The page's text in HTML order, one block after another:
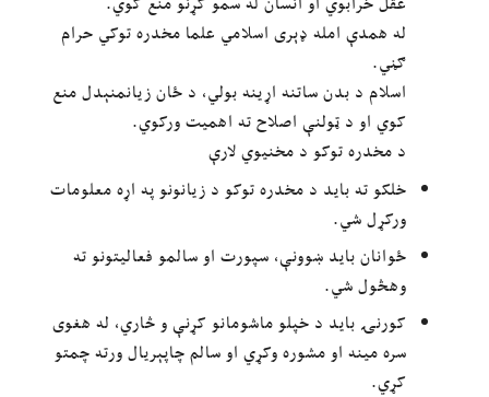
له همدې امله ډېری اسلامي علما مخدره توکي حرام
ګڼي.
اسلام د بدن ساتنه اړینه بولي، د ځان زیانمنېدل منع
کوي او د ټولنې اصلاح ته اهمیت ورکوي.
د مخدره توکو د مخنیوي لارې
خلکو ته باید د مخدره توکو د زیانونو په اړه معلومات
ورکړل شي.
ځوانان باید ښوونې، سپورت او سالمو فعالیتونو ته
وهڅول شي.
کورنۍ باید د خپلو ماشومانو کړنې و څاري، له هغوی
سره مینه او مشوره وکړي او سالم چاپېریال ورته چمتو
کړي.